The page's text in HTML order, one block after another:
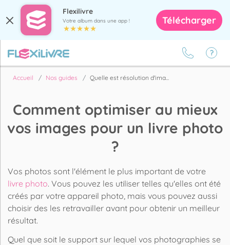
Flexilivre
Votre album dans une app ! Télécharger
Accueil Nos guides Quelle est résolution d'ima...
Comment optimiser au mieux
vos images pour un livre photo
?
Vos photos sont l'élément le plus important de votre
livre photo. Vous pouvez les utiliser telles qu'elles ont été
créés par votre appareil photo, mais vous pouvez aussi
choisir des les retravailler avant pour obtenir un meilleur
résultat.
Quel que soit le support sur lequel vos photographies se